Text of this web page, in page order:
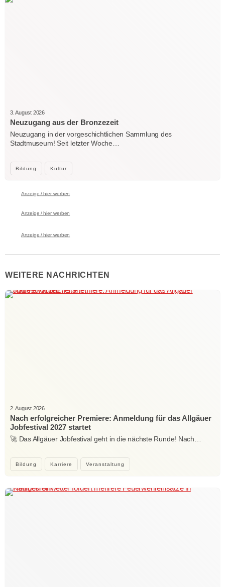
Bildung Kultur
3. August 2026
Neuzugang aus der Bronzezeit
Neuzugang in der vorgeschichtlichen Sammlung des
Stadtmuseum! Seit letzter Woche…
Anzeige / hier werben
Anzeige / hier werben
Anzeige / hier werben
WEITERE NACHRICHTEN
Bildung Karriere Veranstaltung
2. August 2026
Nach erfolgreicher Premiere: Anmeldung für das Allgäuer
Jobfestival 2027 startet
🚀 Das Allgäuer Jobfestival geht in die nächste Runde! Nach…